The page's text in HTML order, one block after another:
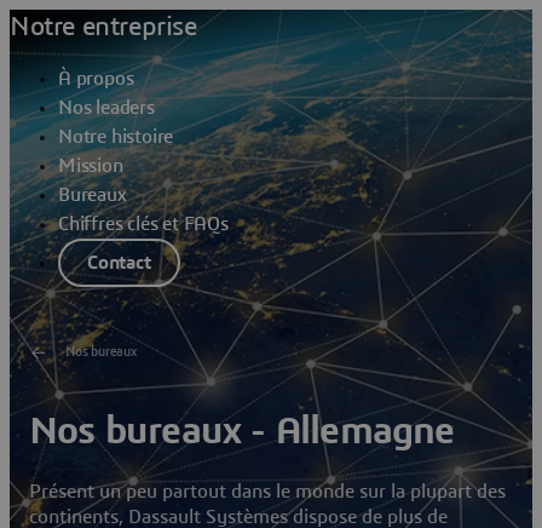
Notre entreprise
À propos
Nos leaders
Notre histoire
Mission
Bureaux
Chiffres clés et FAQs
Contact
Nos bureaux
Nos bureaux - Allemagne
Présent un peu partout dans le monde sur la plupart des
continents, Dassault Systèmes dispose de plus de